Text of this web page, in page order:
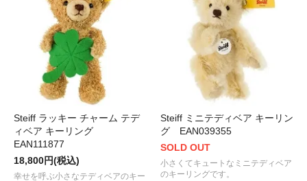
Steiff ラッキー チャーム テデ
ィベア キーリング
EAN111877
18,800円(税込)
幸せを呼ぶ小さなテディベアのキー
Steiff ミニテディベア キーリン
グ EAN039355
SOLD OUT
小さくてキュートなミニテディベア
のキーリングです。